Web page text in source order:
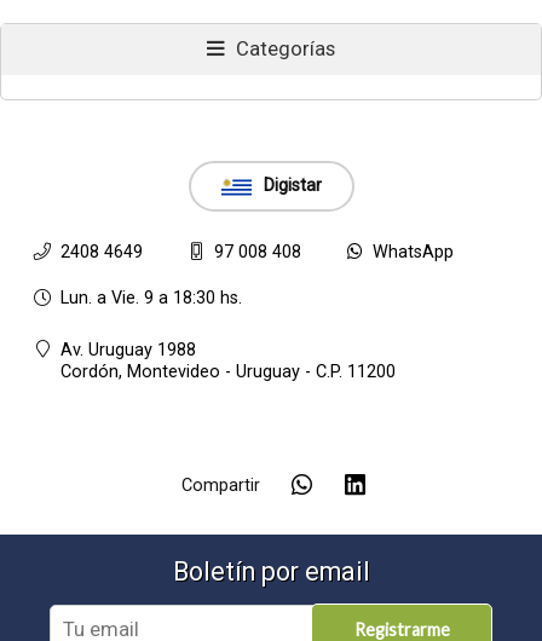
Categorías
Digistar
2408 4649 97 008 408 WhatsApp
Lun. a Vie. 9 a 18:30 hs.
Av. Uruguay 1988
Cordón, Montevideo - Uruguay - C.P. 11200
Compartir
Boletín por email
Registrarme